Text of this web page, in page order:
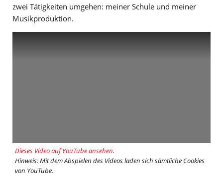
zwei Tätigkeiten umgehen: meiner Schule und meiner
Musikproduktion.
Dieses Video auf YouTube ansehen.
Hinweis: Mit dem Abspielen des Videos laden sich sämtliche Cookies
von YouTube.